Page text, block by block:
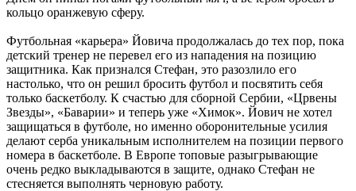
кольцо оранжевую сферу.
Футбольная «карьера» Йовича продолжалась до тех пор, пока
детский тренер не перевел его из нападения на позицию
защитника. Как признался Стефан, это разозлило его
настолько, что он решил бросить футбол и посвятить себя
только баскетболу. К счастью для сборной Сербии, «Црвены
Звезды», «Баварии» и теперь уже «Химок». Йович не хотел
защищаться в футболе, но именно оборонительные усилия
делают серба уникальным исполнителем на позиции первого
номера в баскетболе. В Европе топовые разыгрывающие
очень редко выкладываются в защите, однако Стефан не
стесняется выполнять черновую работу.